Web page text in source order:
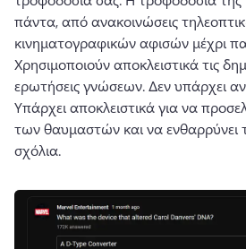
πάντα, από ανακοινώσεις
Χρησιμοποιούν αποκλειστικά τις
ερωτήσεις γνώσεων.
Υπάρχει αποκλειστικά για να
των θαυμαστών και να ενθαρρύνει
σχόλια.